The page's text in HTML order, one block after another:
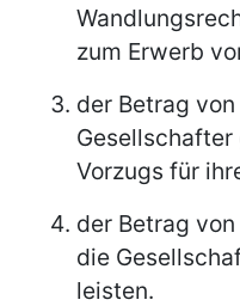
zum Erwerb
der Betrag
Gesellschafter
Vorzugs für
der Betrag
die
leisten.